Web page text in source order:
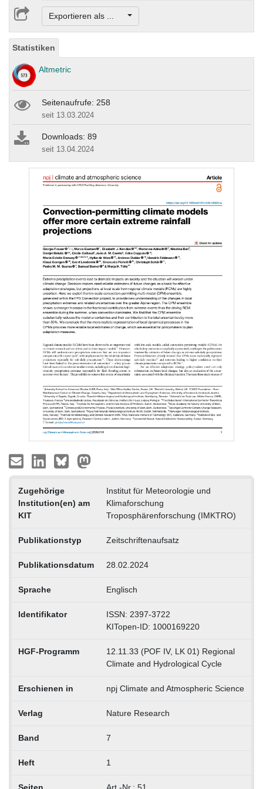
Exportieren als ...
Statistiken
Altmetric
Seitenaufrufe: 258
seit 13.03.2024
Downloads: 89
seit 13.04.2024
Zugehörige
Institution(en) am
KIT
Institut für Meteorologie und
Klimaforschung
Troposphärenforschung (IMKTRO)
Publikationstyp Zeitschriftenaufsatz
Publikationsdatum 28.02.2024
Sprache Englisch
Identifikator
ISSN: 2397-3722
KITopen-ID: 1000169220
HGF-Programm
12.11.33 (POF IV, LK 01) Regional
Climate and Hydrological Cycle
Erschienen in npj Climate and Atmospheric Science
Verlag Nature Research
Band 7
Heft 1